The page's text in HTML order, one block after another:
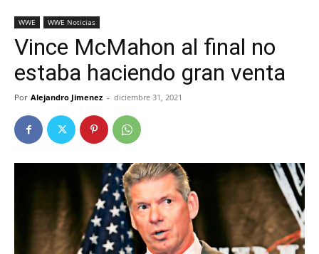
WWE WWE Noticias
Vince McMahon al final no
estaba haciendo gran venta
Por Alejandro Jimenez - diciembre 31, 2021